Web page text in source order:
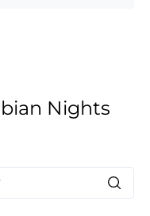
Nights